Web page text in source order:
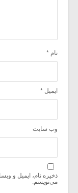
نام *
ایمیل *
وب‌ سایت
ذخیره نام، ایمیل و
می‌نویسم.